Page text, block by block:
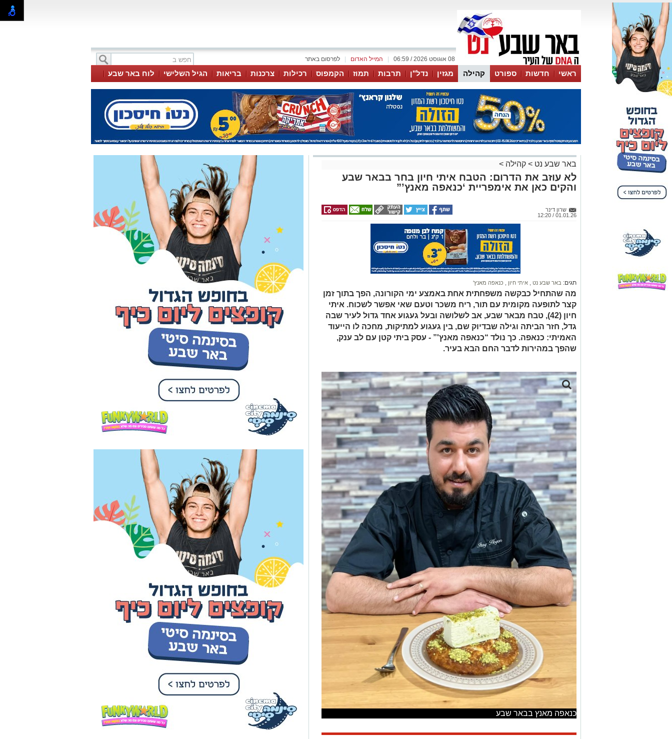
לפרסום באתר המייל האדום 08 אוגוסט 2026 / 06:59
ראשי חדשות ספורט קהילה מגזין נדל"ן תרבות תמוז הקמפוס רכילות צרכנות בריאות הגיל השלישי
לוח באר שבע
עסקים
טיפים והמלצות
באר שבע נט > קהילה >
לא עוזב את הדרום: הטבח איתי חיון בחר בבאר שבע
והקים כאן את אימפריית ‘כנאפה מאנץ’”
שרון דינר
01.01.26 / 12:20
תגים: באר שבע נט איתי חיון כנאפה מאנץ'
מה שהתחיל כבקשה משפחתית אחת באמצע ימי הקורונה, הפך בתוך זמן
קצר לתופעה מקומית עם תור, ריח משכר וטעם שאי אפשר לשכוח. איתי
חיון (42), טבח מבאר שבע, אב לשלושה ובעל געגוע אחד גדול לעיר שבה
גדל, חזר הביתה וגילה שבדיוק שם, בין געגוע למתיקות, מחכה לו הייעוד
האמיתי: כנאפה. כך נולד “כנאפה מאנץ'” - עסק ביתי קטן עם לב ענק,
שהפך במהירות לדבר החם הבא בעיר.
כנאפה מאנץ בבאר שבע